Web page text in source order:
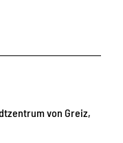
von Greiz,